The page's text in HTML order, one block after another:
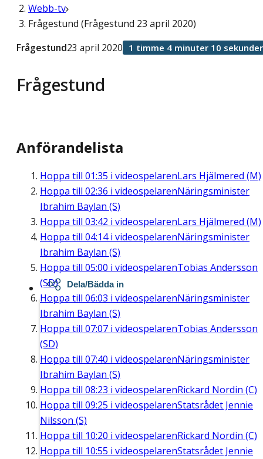
Webb-tv
Frågestund (Frågestund 23 april 2020)
Frågestund
Frågestund23 april 2020 1 timme 4 minuter 10 sekunder
Anförandelista
Hoppa till 01:35 i videospelarenLars Hjälmered (M)
Hoppa till 02:36 i videospelarenNäringsminister
Ibrahim Baylan (S)
Hoppa till 03:42 i videospelarenLars Hjälmered (M)
Hoppa till 04:14i videospelarenNäringsminister
Ibrahim Baylan (S)
Hoppa till 05:00 i videospelarenTobias Andersson
(SD)
Hoppa till 06:03 i videospelarenNäringsminister
Ibrahim Baylan (S)
Hoppa till 07:07 i videospelarenTobias Andersson
(SD)
Hoppa till 07:40 i videospelarenNäringsminister
Ibrahim Baylan (S)
Hoppa till 08:23 i videospelarenRickard Nordin (C)
Hoppa till 09:25 i videospelarenStatsrådet Jennie
Nilsson (S)
Hoppa till 10:20 i videospelarenRickard Nordin (C)
Hoppa till 10:55 i videospelarenStatsrådet Jennie
Dela/Bädda in